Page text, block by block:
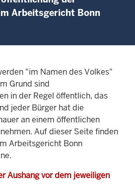
Arbeitsgericht Bonn
"im Namen des Volkes"
Grund sind
in der Regel öffentlich, das
jeder Bürger hat die
an einem öffentlichen
Auf dieser Seite finden
Arbeitsgericht Bonn
Aushang vor dem jeweiligen